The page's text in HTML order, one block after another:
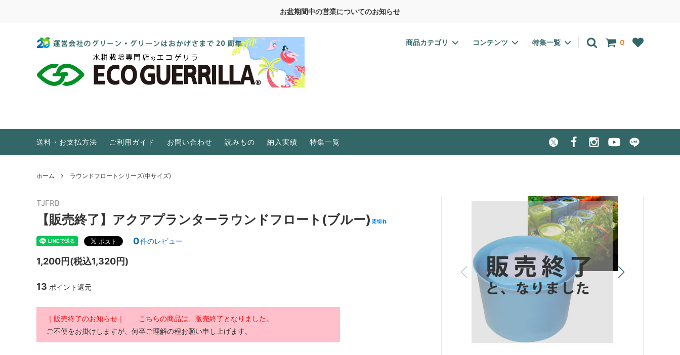
お盆期間中の営業についてのお知らせ
0
商品カテゴリ
水耕栽培キット 野菜の種
屋外温室 研究機関・事業者向け
コンテンツ
GGブランド おうちのやさい液肥シリーズ
特集一覧
水耕栽培とは？ 水耕栽培に必要なもの
特集をもっと見る
送料・お支払方法 ご利用ガイド お問い合わせ 読みもの 納入実績 特集一覧
ホーム ラウンドフロートシリーズ(中サイズ)
TJFRB
【販売終了】アクアプランターラウンドフロート(ブルー)
0件のレビュー
1,200円(税込1,320円)
13 ポイント還元
｜販売終了のお知らせ｜ こちらの商品は、販売終了となりました。
ご不便をお掛けしますが、何卒ご理解の程お願い申し上げます。